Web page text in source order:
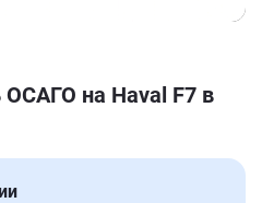
на Haval F7 в